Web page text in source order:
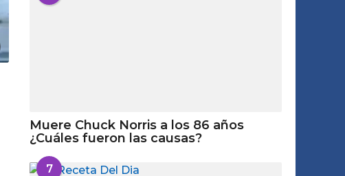
Muere Chuck Norris a los 86 años
¿Cuáles fueron las causas?
7